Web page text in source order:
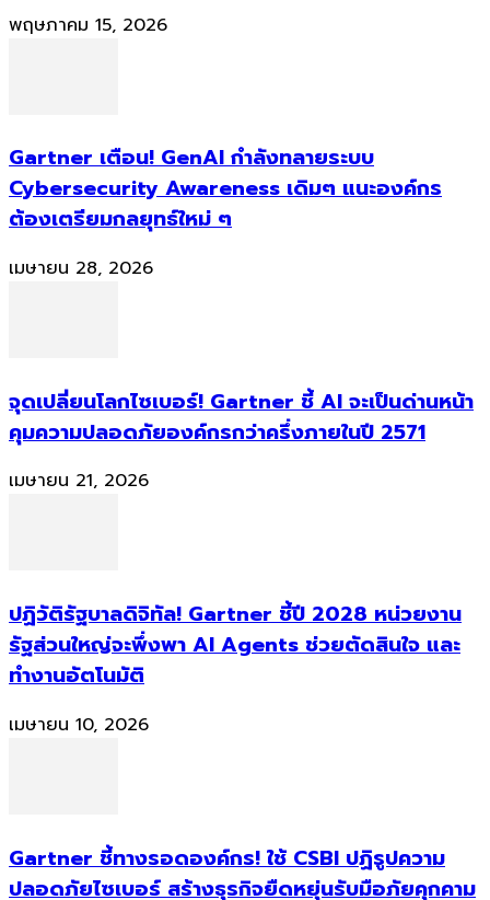
พฤษภาคม 15, 2026
Gartner เตือน! GenAI กำลังทลายระบบ
Cybersecurity Awareness เดิมๆ แนะองค์กร
ต้องเตรียมกลยุทธ์ใหม่ ๆ
เมษายน 28, 2026
จุดเปลี่ยนโลกไซเบอร์! Gartner ชี้ AI จะเป็นด่านหน้า
คุมความปลอดภัยองค์กรกว่าครึ่งภายในปี 2571
เมษายน 21, 2026
ปฏิวัติรัฐบาลดิจิทัล! Gartner ชี้ปี 2028 หน่วยงาน
รัฐส่วนใหญ่จะพึ่งพา AI Agents ช่วยตัดสินใจ และ
ทำงานอัตโนมัติ
เมษายน 10, 2026
Gartner ชี้ทางรอดองค์กร! ใช้ CSBI ปฏิรูปความ
ปลอดภัยไซเบอร์ สร้างธุรกิจยืดหยุ่นรับมือภัยคุกคาม